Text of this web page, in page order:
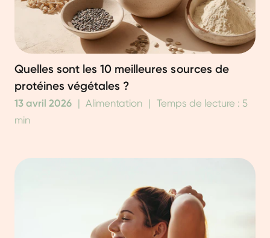
Quelles sont les 10 meilleures sources de
protéines végétales ?
13 avril 2026 Alimentation
Temps de lecture : 5
min